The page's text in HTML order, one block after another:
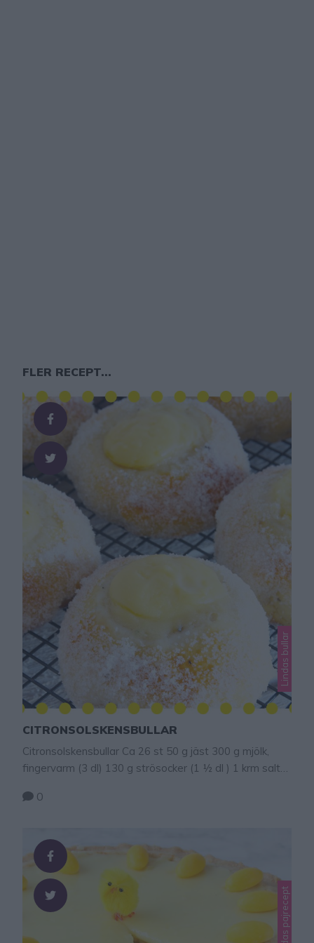
FLER RECEPT...
Lindas bullar
CITRONSOLSKENSBULLAR
Citronsolskensbullar Ca 26 st 50 g jäst 300 g mjölk,
fingervarm (3 dl) 130 g strösocker (1 ½ dl ) 1 krm salt
rumsvarmt 720 g vetemjöl (12 dl) Fyllning ca 2 dl
…
0